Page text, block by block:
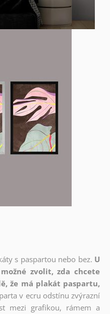
s paspartou nebo bez. U
zvolit, zda chcete
že má plakát paspartu,
v ecru odstínu zvýrazní
mezi grafikou, rámem a